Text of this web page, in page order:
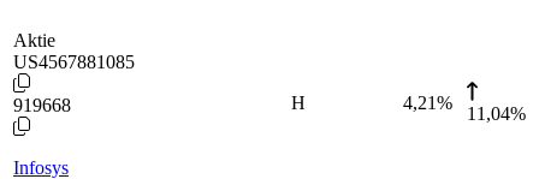
Aktie
US4567881085
919668
Infosys
H 4,21%
11,04%